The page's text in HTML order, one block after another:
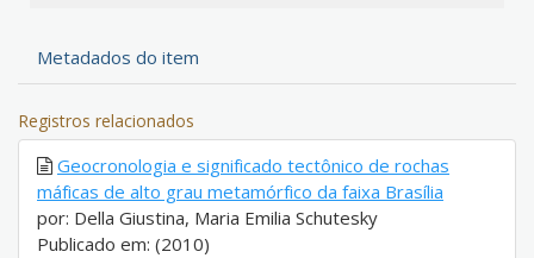
Metadados do item
Registros relacionados
Geocronologia e significado tectônico de rochas
máficas de alto grau metamórfico da faixa Brasília
por: Della Giustina, Maria Emilia Schutesky
Publicado em: (2010)